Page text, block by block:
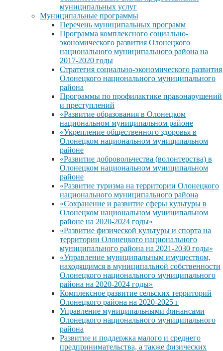
муниципальных услуг
Муниципальные программы
Перечень муниципальных программ
Программа комплексного социально-
экономического развития Олонецкого
национального муниципального района на
2017-2020 годы
Стратегия социально-экономического развития
Олонецкого национального муниципального
района
Программы по профилактике правонарушений
и преступлений
«Развитие образования в Олонецком
национальном муниципальном районе
«Укрепление общественного здоровья в
Олонецком национальном муниципальном
районе
«Развитие добровольчества (волонтерства) в
Олонецком национальном муниципальном
районе
«Развитие туризма на территории Олонецкого
национального муниципального района
«Сохранение и развитие сферы культуры в
Олонецком национальном муниципальном
районе на 2020-2024 годы»
«Развитие физической культуры и спорта на
территории Олонецкого национального
муниципального района на 2021-2030 годы»
«Управление муниципальным имуществом,
находящимся в муниципальной собственности
Олонецкого национального муниципального
района на 2020-2024 годы»
Комплексное развитие сельских территорий
Олонецкого района на 2020-2025 г
Управление муниципальными финансами
Олонецкого национального муниципального
района
Развитие и поддержка малого и среднего
предпринимательства, а также физических